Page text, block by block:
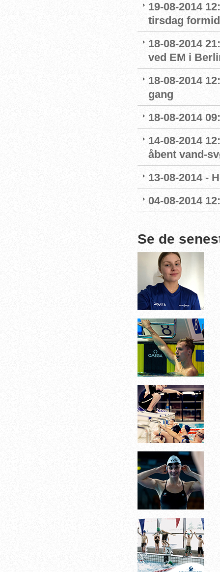
19-08-2014
tirsdag
18-08-2014
ved EM i
18-08-2014
gang
18-08-2014
14-08-2014
åbent vand-
13-08-2014 -
04-08-2014
Se de